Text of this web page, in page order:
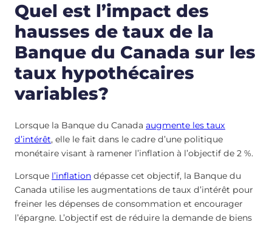
Quel est l’impact des
hausses de taux de la
Banque du Canada sur les
taux hypothécaires
variables?
Lorsque la Banque du Canada augmente les taux
d’intérêt, elle le fait dans le cadre d’une politique
monétaire visant à ramener l’inflation à l’objectif de 2 %.
Lorsque l’inflation dépasse cet objectif, la Banque du
Canada utilise les augmentations de taux d’intérêt pour
freiner les dépenses de consommation et encourager
l’épargne. L’objectif est de réduire la demande de biens